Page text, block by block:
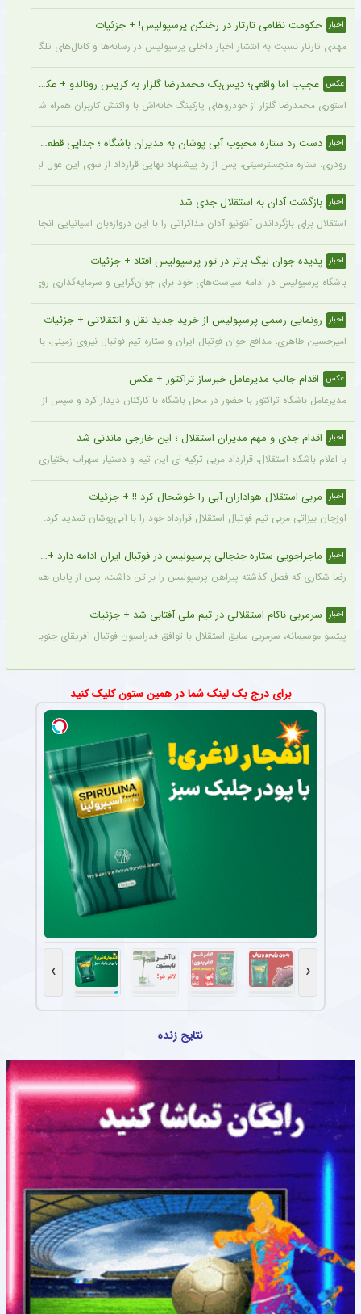
اخبار حکومت نظامی تارتار در رختکن پرسپولیس! + جزئیات
مهدی تارتار نسبت به انتشار اخبار داخلی پرسپولیس در رسانه‌ها و کانال‌های تلگرامی
عکس عجیب اما واقعی؛ دیس‌بک محمدرضا گلزار به کریس رونالدو + عکس
استوری محمدرضا گلزار از خودروهای پارکینگ خانه‌اش با واکنش کاربران همراه شده و
اخبار دست رد ستاره محبوب آبی پوشان به مدیران باشگاه ؛ جدایی قطعی است !
رودری، ستاره منچسترسیتی، پس از رد پیشنهاد نهایی قرارداد از سوی این غول لیگ
اخبار بازگشت آدان به استقلال جدی شد
استقلال برای بازگرداندن آنتونیو آدان مذاکراتی را با این دروازه‌بان اسپانیایی انجام داده و قرار است مذاکرات اوایل هفته نهایی
اخبار پدیده جوان لیگ برتر در تور پرسپولیس افتاد + جزئیات
باشگاه پرسپولیس در ادامه سیاست‌های خود برای جوان‌گرایی و سرمایه‌گذاری روی استعدادهای آینده فوتبال
اخبار رونمایی رسمی پرسپولیس از خرید جدید نقل و انتقالاتی + جزئیات
امیرحسین طاهری، مدافع جوان فوتبال ایران و ستاره تیم فوتبال نیروی زمینی، با
عکس اقدام جالب مدیرعامل خبرساز تراکتور + عکس
مدیرعامل باشگاه تراکتور با حضور در محل باشگاه با کارکنان دیدار کرد و سپس از کمپ
اخبار اقدام جدی و مهم مدیران استقلال ؛ این خارجی ماندنی شد
با اعلام باشگاه استقلال، قرارداد مربی ترکیه ای این تیم و دستیار سهراب بختیاری زاده
اخبار مربی استقلال هواداران آبی را خوشحال کرد !! + جزئیات
اوزجان بیزاتی مربی تیم فوتبال استقلال قرارداد خود را با آبی‌پوشان تمدید کرد.
اخبار ماجراجویی ستاره جنجالی پرسپولیس در فوتبال ایران ادامه دارد + جزئیات
رضا شکاری که فصل گذشته پیراهن پرسپولیس را بر تن داشت، پس از پایان همکاری با
اخبار سرمربی ناکام استقلالی در تیم ملی آفتابی شد + جزئیات
پیتسو موسیمانه، سرمربی سابق استقلال با توافق فدراسیون فوتبال آفریقای جنوبی
برای درج بک لینک شما در همین ستون کلیک کنید
‹
›
نتایج زنده